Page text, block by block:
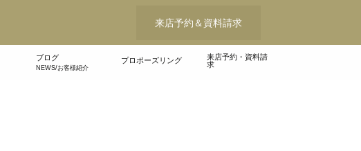
来店予約＆資料請求
ブログ
NEWS/お客様紹介
プロポーズリング
来店予約・資料請
求